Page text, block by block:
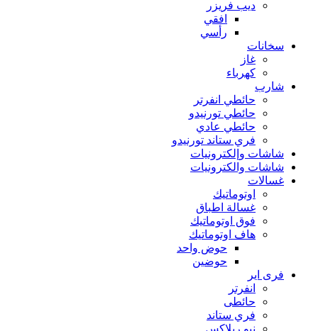
ديب فريزر
افقي
رأسي
سخانات
غاز
كهرباء
شارب
حائطي انفرتر
حائطي تورنيدو
حائطي عادي
فري ستاند تورنيدو
شاشات وإلكترونيات
شاشات والكترونيات
غسالات
اوتوماتيك
غسالة اطباق
فوق اوتوماتيك
هاف اوتوماتيك
حوض واحد
حوضين
فرى اير
انفرتر
حائطى
فري ستاند
نيو ريلاكس